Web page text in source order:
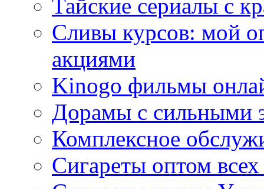
Тайские сериалы с
Сливы курсов: мой
акциями
Kinogo фильмы
Дорамы с сильными
Комплексное
Сигареты оптом